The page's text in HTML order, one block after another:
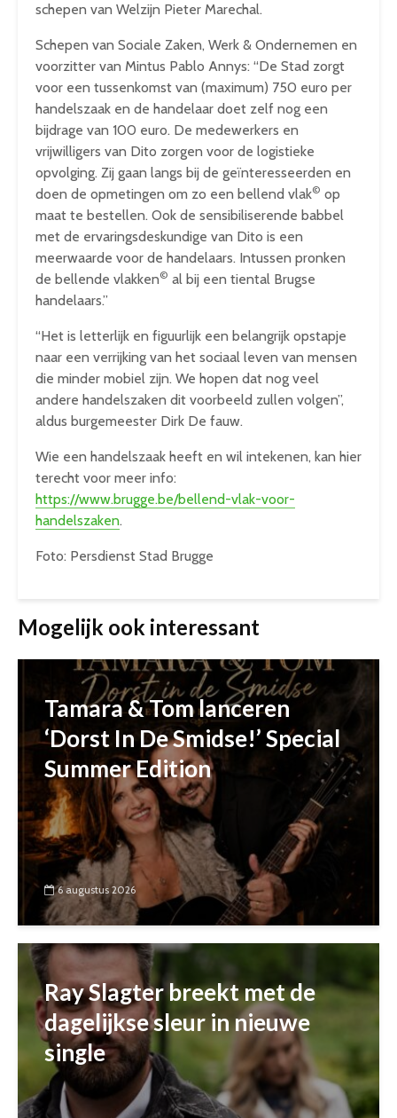
schepen van Welzijn Pieter Marechal.
Schepen van Sociale Zaken, Werk & Ondernemen en
voorzitter van Mintus Pablo Annys: “De Stad zorgt
voor een tussenkomst van (maximum) 750 euro per
handelszaak en de handelaar doet zelf nog een
bijdrage van 100 euro. De medewerkers en
vrijwilligers van Dito zorgen voor de logistieke
opvolging. Zij gaan langs bij de geïnteresseerden en
doen de opmetingen om zo een bellend vlak© op
maat te bestellen. Ook de sensibiliserende babbel
met de ervaringsdeskundige van Dito is een
meerwaarde voor de handelaars. Intussen pronken
de bellende vlakken© al bij een tiental Brugse
handelaars.”
“Het is letterlijk en figuurlijk een belangrijk opstapje
naar een verrijking van het sociaal leven van mensen
die minder mobiel zijn. We hopen dat nog veel
andere handelszaken dit voorbeeld zullen volgen”,
aldus burgemeester Dirk De fauw.
Wie een handelszaak heeft en wil intekenen, kan hier
terecht voor meer info:
https://www.brugge.be/bellend-vlak-voor-
handelszaken.
Foto: Persdienst Stad Brugge
Mogelijk ook interessant
Tamara & Tom lanceren
‘Dorst In De Smidse!’ Special
Summer Edition
6 augustus 2026
Ray Slagter breekt met de
dagelijkse sleur in nieuwe
single